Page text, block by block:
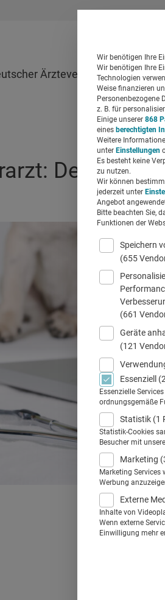
Ärzteverlag
Der WDT-
Wir benötigen Ihre
Wir benötigen Ihre
Technologien
Weise finanzieren
Personenbezogene
z. B. für
Einige unserer 868
eines berechtigten
Weitere
unter Einstellungen
Es besteht keine
zu nutzen.
Wir können
jederzeit unter
Angebot
Bitte beachten Sie,
Funktionen der
Speichern
(655
(661
Geräte
(121
Essenziell
Essenzielle
ordnungsgemäße
Statistik (1
Statistik-Cookies
Besucher mit
Marketing
Marketing
Werbung
Externe
Inhalte von
Wenn externe
Einwilligung mehr